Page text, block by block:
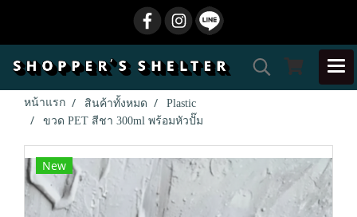
หน้าแรก สินค้าทั้งหมด
Plastic
ขวด PET สีชา 300ml พร้อมหัวปั๊ม
New